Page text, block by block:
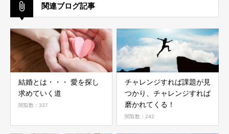
関連ブログ記事
結婚とは・・・ 愛を探し
求めていく道
閲覧数：337
チャレンジすれば課題が見
つかり、チャレンジすれば
磨かれてくる！
閲覧数：242